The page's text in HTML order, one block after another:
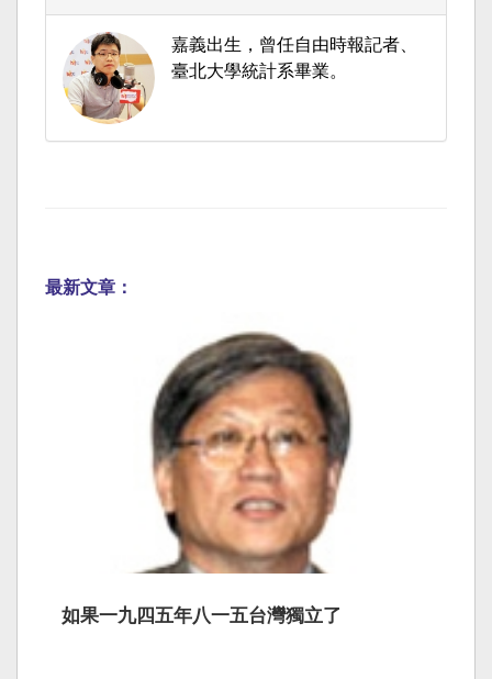
嘉義出生，曾任自由時報記者、
臺北大學統計系畢業。
最新文章：
如果一九四五年八一五台灣獨立了